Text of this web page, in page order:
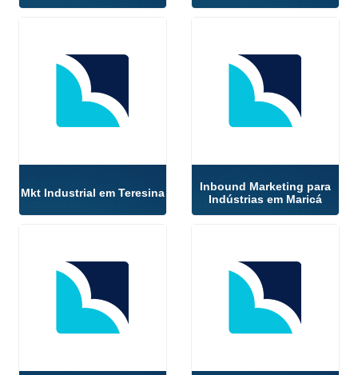
Mkt Industrial em Teresina
Inbound Marketing para
Indústrias em Maricá